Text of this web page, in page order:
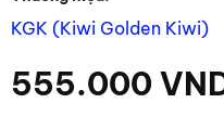
KGK (Kiwi Golden Kiwi)
555.000